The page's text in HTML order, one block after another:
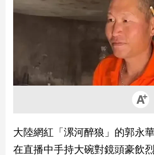
市
品
政
治
大陸網紅「漯河醉狼」的郭永
在直播中手持大碗對鏡頭豪飲